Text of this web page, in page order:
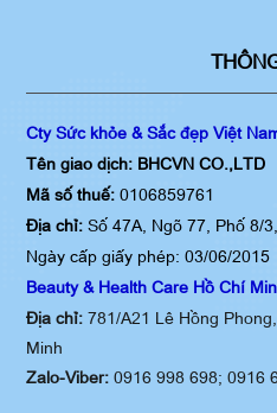
Cty Sức khỏe & Sắc đẹp Việt
Tên giao dịch: BHCVN CO.,LTD
Mã số thuế: 0106859761
Địa chỉ: Số 47A, Ngõ 77, Phố 8/
Ngày cấp giấy phép: 03/06/2015
Beauty & Health Care Hồ Chí
Địa chỉ:781/A21 Lê Hồng
Minh
Zalo-Viber: 0916 998 698;0916